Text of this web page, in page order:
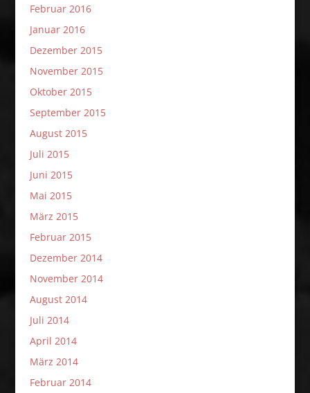
Februar 2016
Januar 2016
Dezember 2015
November 2015
Oktober 2015
September 2015
August 2015
Juli 2015
Juni 2015
Mai 2015
März 2015
Februar 2015
Dezember 2014
November 2014
August 2014
Juli 2014
April 2014
März 2014
Februar 2014